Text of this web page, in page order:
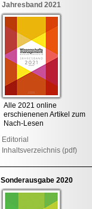
Jahresband 2021
Alle 2021 online
erschienenen Artikel zum
Nach-Lesen
Editorial
Inhaltsverzeichnis (pdf)
Sonderausgabe 2020